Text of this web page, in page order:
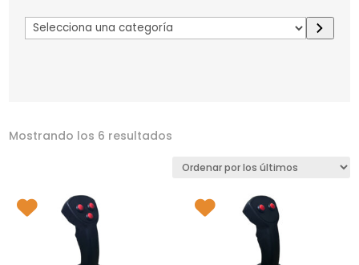
Selecciona
una
Mostrando los 6 resultados